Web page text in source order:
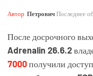
Автор ПетровичПоследнее
После досрочного
Adrenalin 26.6.2
7000получили